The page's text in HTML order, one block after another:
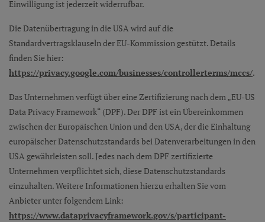
Einwilligung ist jederzeit widerrufbar.
Die Datenübertragung in die USA wird auf die
Standardvertragsklauseln der EU-Kommission gestützt. Details
finden Sie hier:
https://privacy.google.com/businesses/controllerterms/mccs/.
Das Unternehmen verfügt über eine Zertifizierung nach dem „EU-US
Data Privacy Framework“ (DPF). Der DPF ist ein Übereinkommen
zwischen der Europäischen Union und den USA, der die Einhaltung
europäischer Datenschutzstandards bei Datenverarbeitungen in den
USA gewährleisten soll. Jedes nach dem DPF zertifizierte
Unternehmen verpflichtet sich, diese Datenschutzstandards
einzuhalten. Weitere Informationen hierzu erhalten Sie vom
Anbieter unter folgendem Link:
https://www.dataprivacyframework.gov/s/participant-